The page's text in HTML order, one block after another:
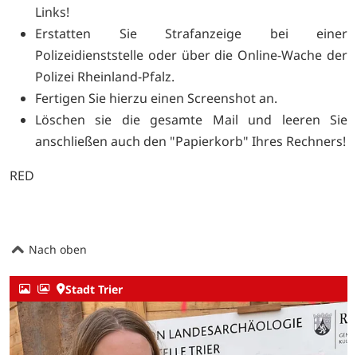
Links!
Erstatten Sie Strafanzeige bei einer
Polizeidienststelle oder über die Online-Wache der
Polizei Rheinland-Pfalz.
Fertigen Sie hierzu einen Screenshot an.
Löschen sie die gesamte Mail und leeren Sie
anschließen auch den "Papierkorb" Ihres Rechners!
RED
Nach oben
Stadt Trier